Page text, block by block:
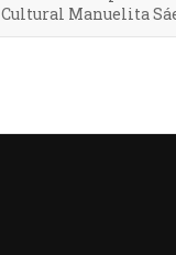
Cultural Manuelita